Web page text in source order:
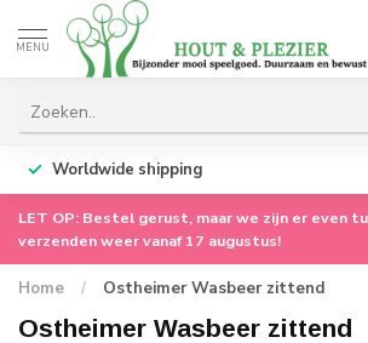
MENU
Worldwide shipping
LET OP: Bestel gerust, maar we zijn er even
verzenden weer vanaf 17 augustus!
Home / Ostheimer Wasbeer zittend
Ostheimer Wasbeer zittend